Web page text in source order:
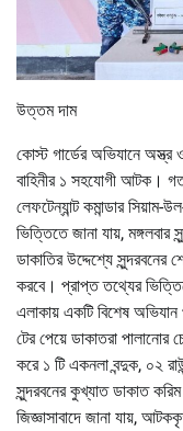
উত্তম দাম
কোস্ট গার্ডের অভিযানে অস্ত্র
বাহিনীর ১ সহযোগী আটক।
লেফটেন্যান্ট কমান্ডার
ভিত্তিতে জানা যায়, মঙ্গলবার
ডাকাতির উদ্দেশ্যে সুন্দরবনের
করবে। প্রাপ্ত তথ্যের
এলাকায় একটি বিশেষ
টের পেয়ে ডাকাতরা পালানোর
করে ১ টি একনলা বন্দুক, ০২
সুন্দরবনের কুখ্যাত ডাকাত
জিজ্ঞাসাবাদে জানা যায়,